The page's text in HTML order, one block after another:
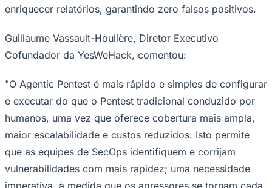
Premier League
La Liga
Mundial 2026
Times - Ir direto
enriquecer relatórios, garantindo zero falsos positivos.
Guillaume Vassault-Houlière, Diretor Executivo
Cofundador da YesWeHack, comentou:
"O Agentic Pentest é mais rápido e simples de configurar
e executar do que o Pentest tradicional conduzido por
humanos, uma vez que oferece cobertura mais ampla,
maior escalabilidade e custos reduzidos. Isto permite
que as equipes de SecOps identifiquem e corrijam
vulnerabilidades com mais rapidez; uma necessidade
imperativa, à medida que os agressores se tornam cada